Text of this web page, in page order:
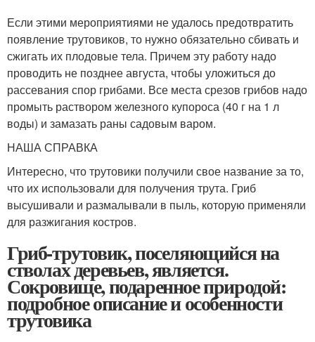
Если этими мероприятиями не удалось предотвратить
появление трутовиков, то нужно обязательно сбивать и
сжигать их плодовые тела. Причем эту работу надо
проводить не позднее августа, чтобы уложиться до
рассевания спор грибами. Все места срезов грибов надо
промыть раствором железного купороса (40 г на 1 л
воды) и замазать раны садовым варом.
НАША СПРАВКА
Интересно, что трутовики получили свое название за то,
что их использовали для получения трута. Гриб
высушивали и размалывали в пыль, которую применяли
для разжигания костров.
Гриб-трутовик, поселяющийся на
стволах деревьев, является.
Сокровище, подаренное природой:
подробное описание и особенности
трутовика